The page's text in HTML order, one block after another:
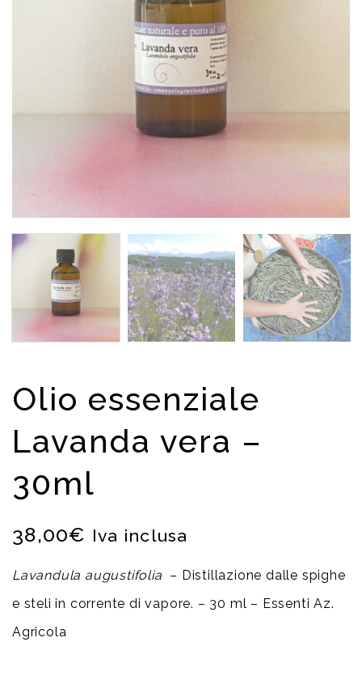
Olio essenziale
Lavanda vera –
30ml
38,00€ Iva inclusa
Lavandula augustifolia – Distillazione dalle spighe
e steli in corrente di vapore. – 30 ml – Essenti Az.
Agricola